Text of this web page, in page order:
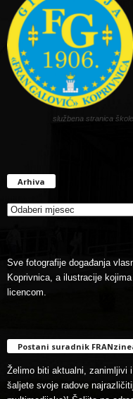
službena stranica škole
Arhiva
Sve fotografije događanja
Koprivnica, a ilustracije
licencom.
Postani suradnik
Želimo biti aktualni, zanimljivi
šaljete svoje radove